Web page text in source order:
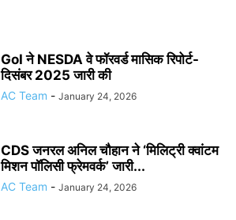
GoI ने NESDA वे फॉरवर्ड मासिक रिपोर्ट-
दिसंबर 2025 जारी की
AC Team - January 24, 2026
CDS जनरल अनिल चौहान ने ‘मिलिट्री क्वांटम
मिशन पॉलिसी फ्रेमवर्क’ जारी...
AC Team - January 24, 2026